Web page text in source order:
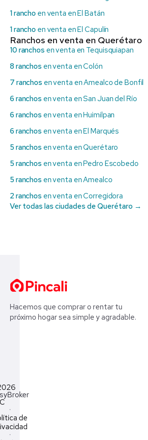
1 rancho en venta en El Batán
1 rancho en venta en El Capulín
Ranchos en venta en Querétaro
10 ranchos en venta en Tequisquiapan
8 ranchos en venta en Colón
7 ranchos en venta en Amealco de Bonfil
6 ranchos en venta en San Juan del Río
6 ranchos en venta en Huimilpan
6 ranchos en venta en El Marqués
5 ranchos en venta en Querétaro
5 ranchos en venta en Pedro Escobedo
5 ranchos en venta en Amealco
2 ranchos en venta en Corregidora
Ver todas las ciudades de Querétaro →
Hacemos que comprar o rentar tu
próximo hogar sea simple y agradable.
·
de
·